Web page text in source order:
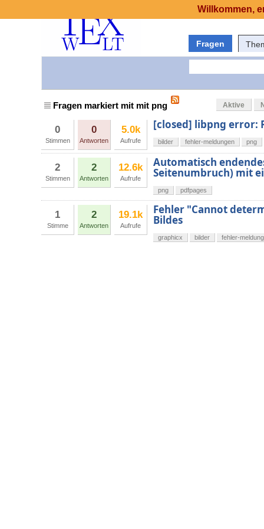
Fragen
Fragen markiert mit mit png Aktive
0
Stimmen
0
Antworten
5.0k
Aufrufe
[closed] libpng error:
bilder fehler-meldungen png
2
Stimmen
2
Antworten
12.6k
Aufrufe
Automatisch
Seitenumbruch) mit
png pdfpages
1
Stimme
2
Antworten
19.1k
Aufrufe
Fehler "Cannot
Bildes
graphicx bilder fehler-
Willkommen,